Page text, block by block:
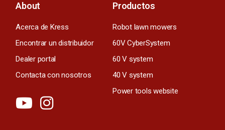
About
Acerca de Kress
Encontrar un distribuidor
Dealer portal
Contacta con nosotros
Productos
Robot lawn mowers
60V CyberSystem
60 V system
40 V system
Power tools website